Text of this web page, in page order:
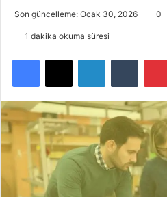
Son güncelleme: Ocak 30, 2026 0
1 dakika okuma süresi
Facebook
X LinkedInTumblr